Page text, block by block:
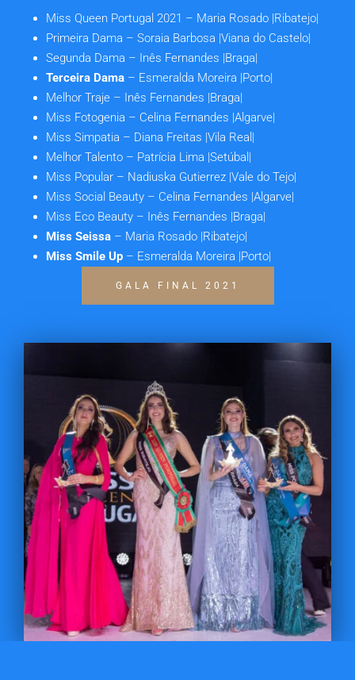
Miss Queen Portugal 2021 – Maria Rosado |Ribatejo|
Primeira Dama – Soraia Barbosa |Viana do Castelo|
Segunda Dama – Inês Fernandes |Braga|
Terceira Dama – Esmeralda Moreira |Porto|
Melhor Traje – Inês Fernandes |Braga|
Miss Fotogenia – Celina Fernandes |Algarve|
Miss Simpatia – Diana Freitas |Vila Real|
Melhor Talento – Patrícia Lima |Setúbal|
Miss Popular – Nadiuska Gutierrez |Vale do Tejo|
Miss Social Beauty – Celina Fernandes |Algarve|
Miss Eco Beauty – Inês Fernandes |Braga|
Miss Seissa – Maria Rosado |Ribatejo|
Miss Smile Up – Esmeralda Moreira |Porto|
GALA FINAL 2021